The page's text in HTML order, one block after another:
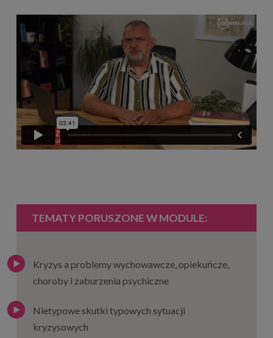
TEMATY PORUSZONE W MODULE:
Kryzys a problemy wychowawcze, opiekuńcze,
choroby i zaburzenia psychiczne
Nietypowe skutki typowych sytuacji
kryzysowych